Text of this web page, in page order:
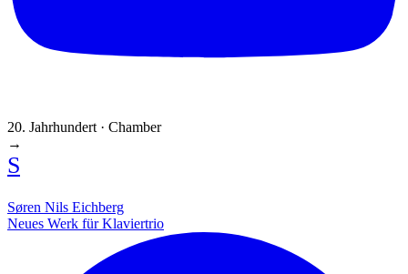
20. Jahrhundert · Chamber
→
S
Søren Nils Eichberg
Neues Werk für Klaviertrio